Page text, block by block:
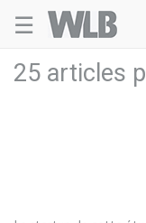
☰
25 articles